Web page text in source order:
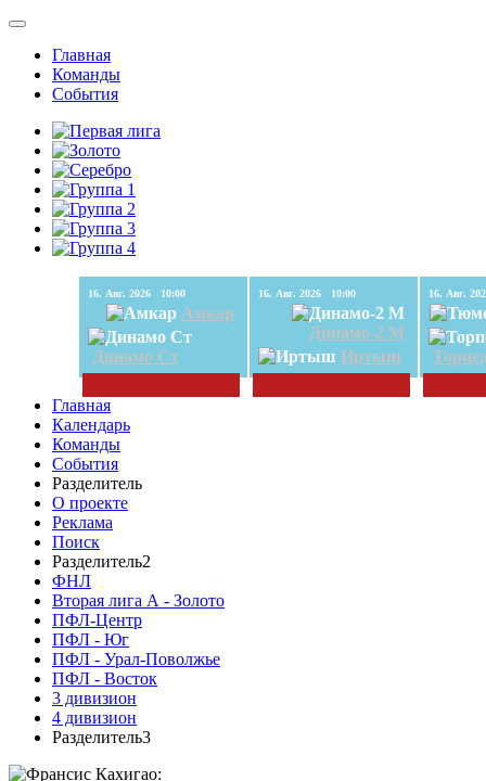
Главная
Команды
События
16. Авг. 2026 10:00
Амкар
Динамо Ст
16. Авг. 2026 10:00
Динамо-2 М
Иртыш
Главная
Календарь
Команды
События
Разделитель
О проекте
Реклама
Поиск
Разделитель2
ФНЛ
Вторая лига А - Золото
ПФЛ-Центр
ПФЛ - Юг
ПФЛ - Урал-Поволжье
ПФЛ - Восток
3 дивизион
4 дивизион
Разделитель3